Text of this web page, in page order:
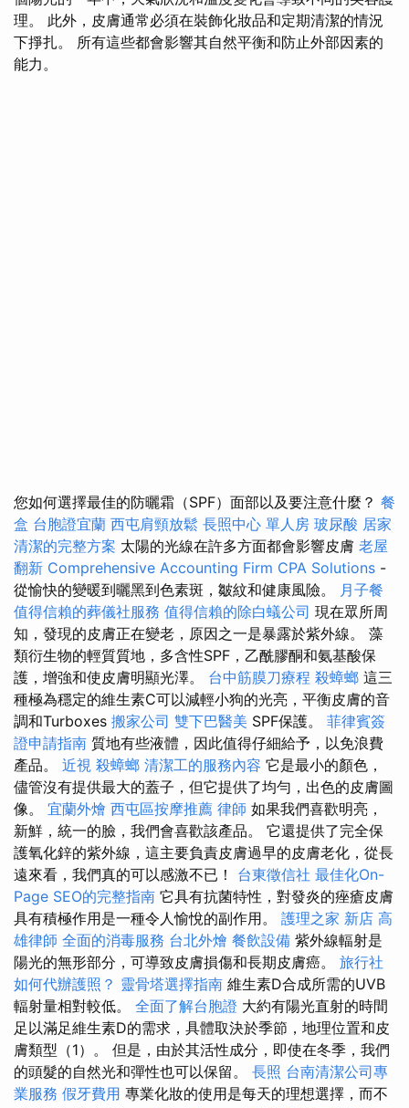
理。 此外，皮膚通常必須在裝飾化妝品和定期清潔的情況
下掙扎。 所有這些都會影響其自然平衡和防止外部因素的
能力。
您如何選擇最佳的防曬霜（SPF）面部以及要注意什麼？ 餐
盒 台胞證宜蘭 西屯肩頸放鬆 長照中心 單人房 玻尿酸 居家
清潔的完整方案 太陽的光線在許多方面都會影響皮膚 老屋
翻新 Comprehensive Accounting Firm CPA Solutions -
從愉快的變暖到曬黑到色素斑，皺紋和健康風險。
月子餐
值得信賴的葬儀社服務 值得信賴的除白蟻公司 現在眾所周
知，發現的皮膚正在變老，原因之一是暴露於紫外線。 藻
類衍生物的輕質質地，多含性SPF，乙酰膠酮和氨基酸保
護，增強和使皮膚明顯光澤。 台中筋膜刀療程 殺蟑螂 這三
種極為穩定的維生素C可以減輕小狗的光亮，平衡皮膚的音
調和Turboxes 搬家公司 雙下巴醫美 SPF保護。 菲律賓簽
證申請指南 質地有些液體，因此值得仔細給予，以免浪費
產品。 近視 殺蟑螂 清潔工的服務內容 它是最小的顏色，
儘管沒有提供最大的蓋子，但它提供了均勻，出色的皮膚圖
像。 宜蘭外燴 西屯區按摩推薦 律師 如果我們喜歡明亮，
新鮮，統一的臉，我們會喜歡該產品。 它還提供了完全保
護氧化鋅的紫外線，這主要負責皮膚過早的皮膚老化，從長
遠來看，我們真的可以感激不已！ 台東徵信社 最佳化On-
Page SEO的完整指南 它具有抗菌特性，對發炎的痤瘡皮膚
具有積極作用是一種令人愉悅的副作用。 護理之家 新店 高
雄律師 全面的消毒服務 台北外燴 餐飲設備 紫外線輻射是
陽光的無形部分，可導致皮膚損傷和長期皮膚癌。 旅行社
如何代辦護照？ 靈骨塔選擇指南 維生素D合成所需的UVB
輻射量相對較低。 全面了解台胞證 大約有陽光直射的時間
足以滿足維生素D的需求，具體取決於季節，地理位置和皮
膚類型（1）。 但是，由於其活性成分，即使在冬季，我們
的頭髮的自然光和彈性也可以保留。 長照 台南清潔公司專
業服務 假牙費用 專業化妝的使用是每天的理想選擇，而不